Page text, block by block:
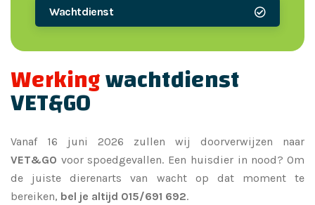
Wachtdienst
Werkingwachtdienst
VET&GO
Vanaf 16 juni 2026 zullen wij doorverwijzen naar
VET&GO voor spoedgevallen. Een huisdier in nood? Om
de juiste dierenarts van wacht op dat moment te
bereiken, bel je altijd 015/691 692.